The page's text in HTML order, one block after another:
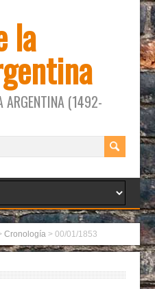
la
ARGENTINA (1492-
Cronología >00/01/1853